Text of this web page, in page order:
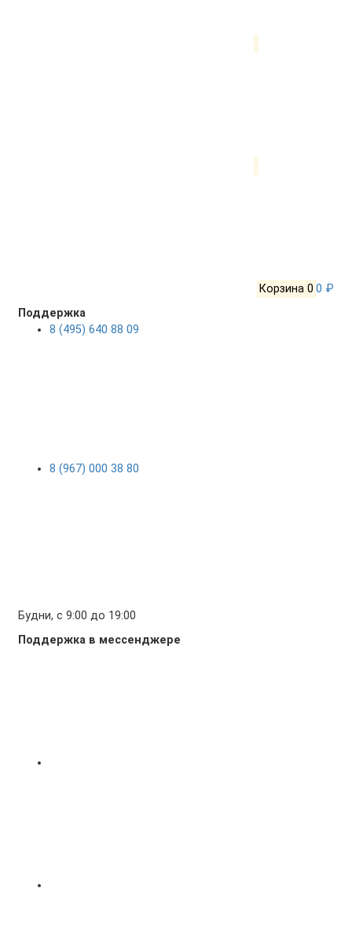
Корзина 0 0 ₽
Поддержка
8 (495) 640 88 09
8 (967) 000 38 80
Будни, с 9:00 до 19:00
Поддержка в мессенджере